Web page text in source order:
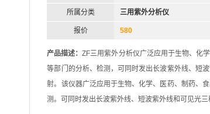
所属分类 三用紫外分析仪
报价 580
产品描述：ZF三用紫外分析仪广泛应用于生物、化
等部门的分析、检测，可同时发出长波紫外线、短
射。该仪器广泛应用于生物、化学、医药、制药、
测。可同时发出长波紫外线、短波紫外线和可见光三